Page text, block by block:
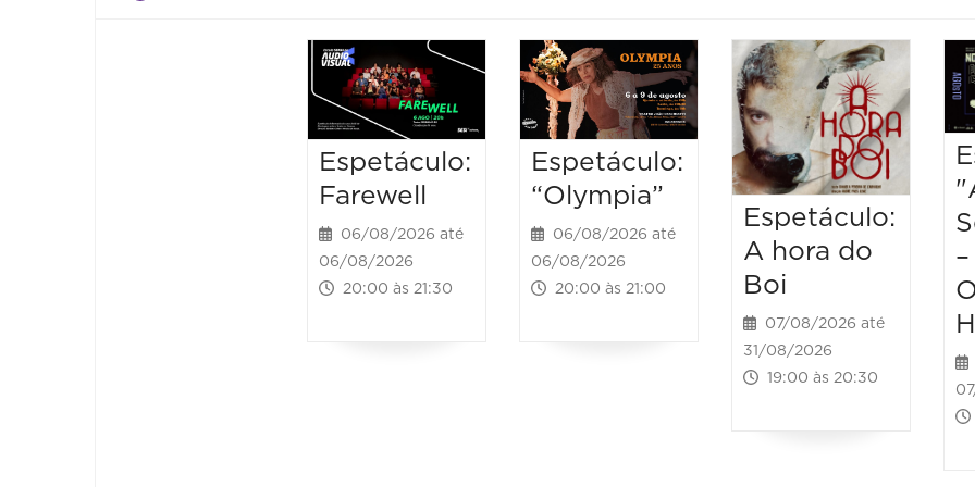
Espetáculo:
Farewell
06/08/2026 até
06/08/2026
20:00 às 21:30
Espetáculo:
“Olympia”
06/08/2026 até
06/08/2026
20:00 às 21:00
Espetáculo:
A hora do
Boi
07/08/2026 até
31/08/2026
19:00 às 20:30